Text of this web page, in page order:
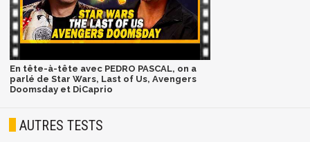
En tête-à-tête avec PEDRO PASCAL, on a
parlé de Star Wars, Last of Us, Avengers
Doomsday et DiCaprio
AUTRES TESTS